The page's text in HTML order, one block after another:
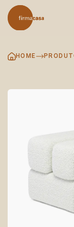
Skip
to
content
HOME